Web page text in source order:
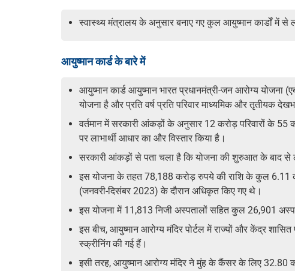
स्वास्थ्य मंत्रालय के अनुसार बनाए गए कुल आयुष्मान कार्डों
आयुष्मान कार्ड के बारे में
आयुष्मान कार्ड आयुष्मान भारत प्रधानमंत्री-जन आरोग्य योजना
योजना है और प्रति वर्ष प्रति परिवार माध्यमिक और तृतीयक
वर्तमान में सरकारी आंकड़ों के अनुसार 12 करोड़ परिवारों के
पर लाभार्थी आधार का और विस्तार किया है।
सरकारी आंकड़ों से पता चला है कि योजना की शुरुआत के बाद से
इस योजना के तहत 78,188 करोड़ रुपये की राशि के कुल
(जनवरी-दिसंबर 2023) के दौरान अधिकृत किए गए थे।
इस योजना में 11,813 निजी अस्पतालों सहित कुल 26,901
इस बीच, आयुष्मान आरोग्य मंदिर पोर्टल में राज्यों और केंद्र
स्क्रीनिंग की गई हैं।
इसी तरह, आयुष्मान आरोग्य मंदिर ने मुंह के कैंसर के लिए